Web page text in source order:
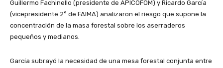
Guillermo Fachinello (presidente de APICOFOM) y Ricardo García
(vicepresidente 2° de FAIMA) analizaron el riesgo que supone la
concentración de la masa forestal sobre los aserraderos
pequeños y medianos.
García subrayó la necesidad de una mesa forestal conjunta entre